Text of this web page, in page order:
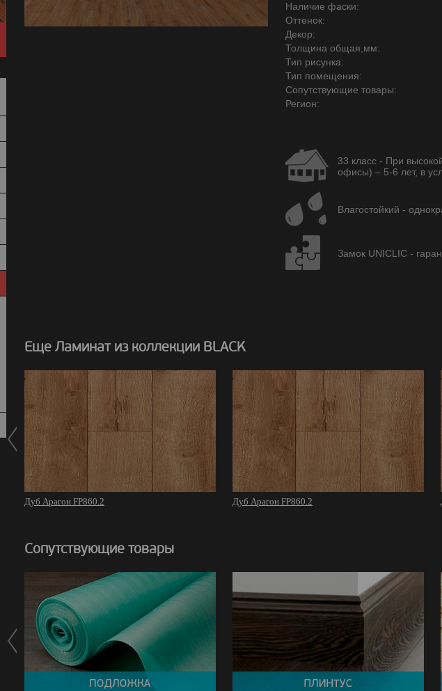
Наличие фаски:
Оттенок:
Декор:
Толщина общая,мм:
Тип рисунка:
Тип помещения:
Сопутствующие товары:
Регион:
33 класс - При
офисы) – 5-6 лет, в
Влагостойкий -
Замок UNICLIC -
Еще Ламинат из коллекции BLACK
Дуб Арагон FP860.2 Дуб Арагон FP860.2
Сопутствующие товары